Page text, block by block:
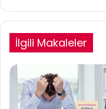
İlgili Makaleler